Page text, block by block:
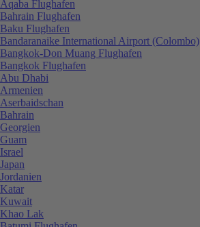
Aqaba Flughafen
Bahrain Flughafen
Baku Flughafen
Bandaranaike International Airport (Colombo)
Bangkok-Don Muang Flughafen
Bangkok Flughafen
Abu Dhabi
Armenien
Aserbaidschan
Bahrain
Georgien
Guam
Israel
Japan
Jordanien
Katar
Kuwait
Khao Lak